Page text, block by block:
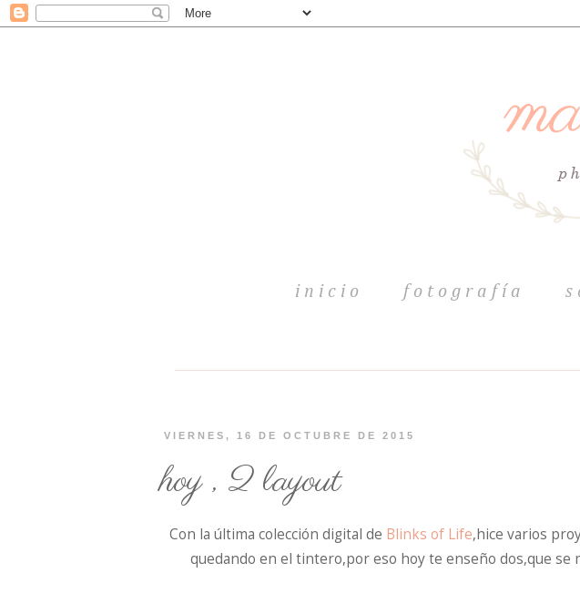
inicio fotografía
VIERNES, 16 DE OCTUBRE DE 2015
hoy , 2 layout
Con la última colección digital de Blinks of Life,hice varios
quedando en el tintero,por eso hoy te enseño dos,que se